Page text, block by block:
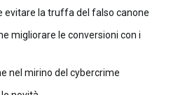
evitare la truffa del falso canone
migliorare le conversioni con i
nel mirino del cybercrime